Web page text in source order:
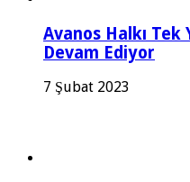
Avanos Halkı Tek
Devam Ediyor
7 Şubat 2023